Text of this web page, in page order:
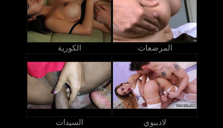
الكورية المرضعات
السيدات لاديبوي